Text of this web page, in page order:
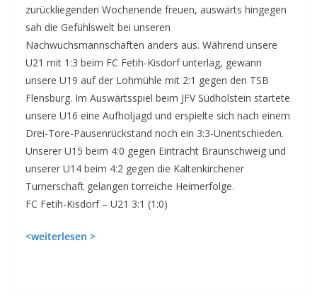
zurückliegenden Wochenende freuen, auswärts hingegen
sah die Gefühlswelt bei unseren
Nachwuchsmannschaften anders aus. Während unsere
U21 mit 1:3 beim FC Fetih-Kisdorf unterlag, gewann
unsere U19 auf der Lohmühle mit 2:1 gegen den TSB
Flensburg. Im Auswärtsspiel beim JFV Südholstein startete
unsere U16 eine Aufholjagd und erspielte sich nach einem
Drei-Tore-Pausenrückstand noch ein 3:3-Unentschieden.
Unserer U15 beim 4:0 gegen Eintracht Braunschweig und
unserer U14 beim 4:2 gegen die Kaltenkirchener
Turnerschaft gelangen torreiche Heimerfolge.
FC Fetih-Kisdorf – U21 3:1 (1:0)
<weiterlesen >